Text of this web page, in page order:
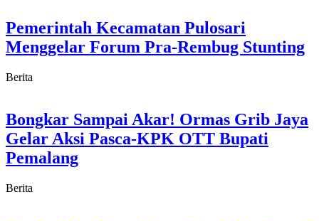
Pemerintah Kecamatan Pulosari
Menggelar Forum Pra-Rembug Stunting
Berita
Bongkar Sampai Akar! Ormas Grib Jaya
Gelar Aksi Pasca-KPK OTT Bupati
Pemalang
Berita